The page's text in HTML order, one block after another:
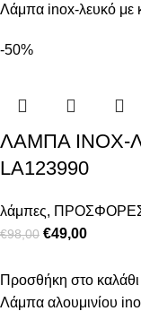
Λάμπα inox-λευκό με
-50%
ΛΑΜΠΑ
LA123990
λάμπες,
€98,00 €49,00
Προσθήκη στο καλάθι
Λάμπα αλουμινίου